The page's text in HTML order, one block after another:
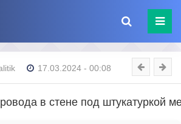
17.03.2024 - 00:08
в стене под штукатуркой